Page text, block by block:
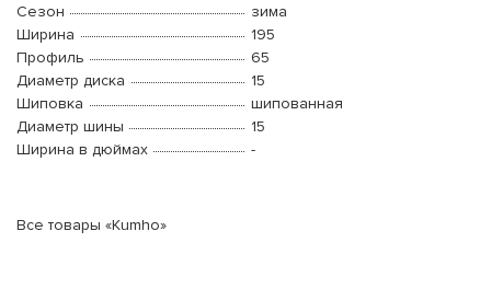
Сезон
зима
Ширина
195
Профиль
65
Диаметр диска
15
Шиповка
шипованная
Диаметр шины
15
Ширина в дюймах
-
Все товары «Kumho»